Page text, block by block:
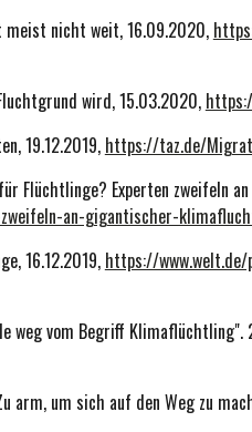
meist nicht weit, 16.09.2020,
wird, 15.03.2020,
19.12.2019, https://taz.de/
Flüchtlinge? Experten zweifeln
an-gigantischer-
16.12.2019, https://
weg vom Begriff Klimaflüchtling".
arm, um sich auf den Weg zu